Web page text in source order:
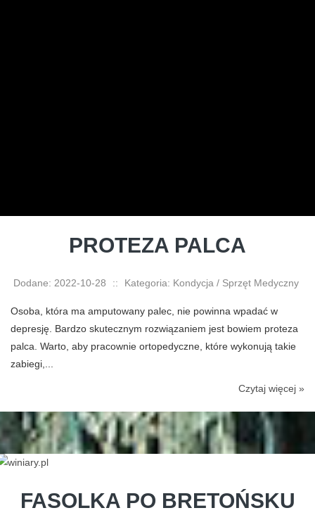
PROTEZA PALCA
Dodane: 2022-10-28 :: Kategoria: Kondycja / Sprzęt Medyczny
Osoba, która ma amputowany palec, nie powinna wpadać w
depresję. Bardzo skutecznym rozwiązaniem jest bowiem proteza
palca. Warto, aby pracownie ortopedyczne, które wykonują takie
zabiegi,...
Czytaj więcej »
FASOLKA PO BRETOŃSKU